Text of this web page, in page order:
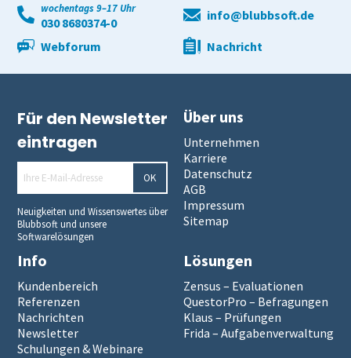
wochentags 9–17 Uhr
030 8680374-0
info@blubbsoft.de
Webforum
Nachricht
Für den Newsletter
eintragen
OK
Neuigkeiten und Wissenswertes über
Blubbsoft und unsere
Softwarelösungen
Über uns
Unternehmen
Karriere
Datenschutz
AGB
Impressum
Sitemap
Info
Kundenbereich
Referenzen
Nachrichten
Newsletter
Schulungen & Webinare
Lösungen
Zensus – Evaluationen
QuestorPro – Befragungen
Klaus – Prüfungen
Frida – Aufgabenverwaltung